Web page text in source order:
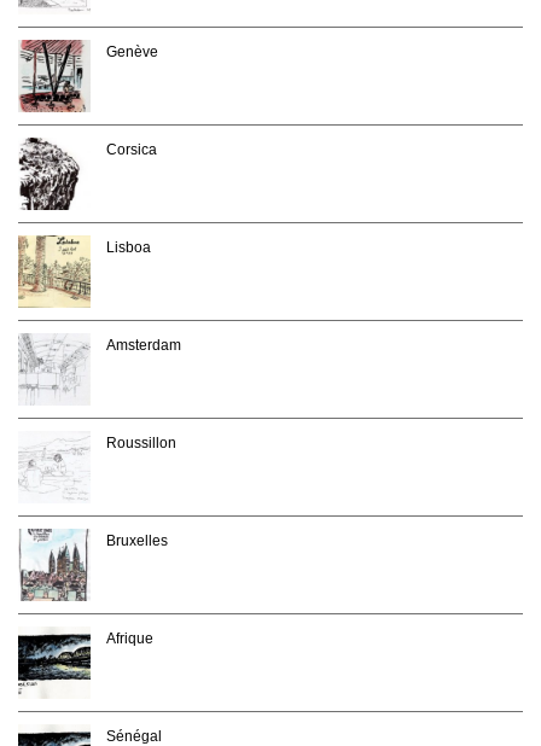
Genève
Corsica
Lisboa
Amsterdam
Roussillon
Bruxelles
Afrique
Sénégal